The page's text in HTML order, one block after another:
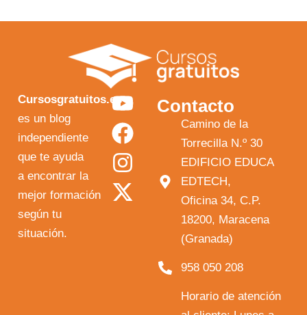
Cursosgratuitos.es
es un blog
independiente
que te ayuda
a encontrar la
mejor formación
según tu
situación.
Y
o
u
t
u
F
a
c
e
b
I
n
s
t
a
X
-
t
w
i
Contacto
Camino de la
Torrecilla N.º 30
EDIFICIO EDUCA
EDTECH,
Oficina 34, C.P.
18200, Maracena
(Granada)
958 050 208
Horario de atención